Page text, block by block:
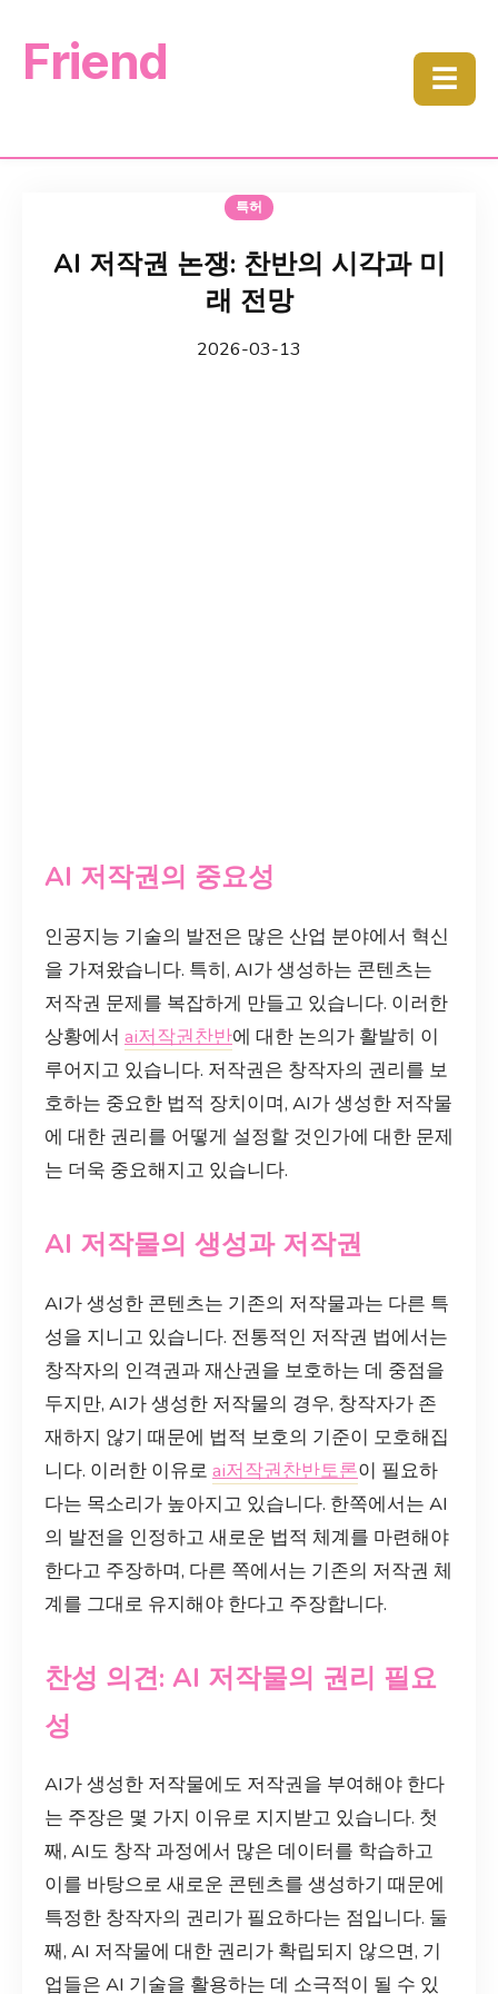
Friend ☰
특허
AI 저작권 논쟁: 찬반의 시각과 미
래 전망
2026-03-13
AI 저작권의 중요성
인공지능 기술의 발전은 많은 산업 분야에서 혁신
을 가져왔습니다. 특히, AI가 생성하는 콘텐츠는
저작권 문제를 복잡하게 만들고 있습니다. 이러한
상황에서 ai저작권찬반에 대한 논의가 활발히 이
루어지고 있습니다. 저작권은 창작자의 권리를 보
호하는 중요한 법적 장치이며, AI가 생성한 저작물
에 대한 권리를 어떻게 설정할 것인가에 대한 문제
는 더욱 중요해지고 있습니다.
AI 저작물의 생성과 저작권
AI가 생성한 콘텐츠는 기존의 저작물과는 다른 특
성을 지니고 있습니다. 전통적인 저작권 법에서는
창작자의 인격권과 재산권을 보호하는 데 중점을
두지만, AI가 생성한 저작물의 경우, 창작자가 존
재하지 않기 때문에 법적 보호의 기준이 모호해집
니다. 이러한 이유로 ai저작권찬반토론이 필요하
다는 목소리가 높아지고 있습니다. 한쪽에서는 AI
의 발전을 인정하고 새로운 법적 체계를 마련해야
한다고 주장하며, 다른 쪽에서는 기존의 저작권 체
계를 그대로 유지해야 한다고 주장합니다.
찬성 의견: AI 저작물의 권리 필요
성
AI가 생성한 저작물에도 저작권을 부여해야 한다
는 주장은 몇 가지 이유로 지지받고 있습니다. 첫
째, AI도 창작 과정에서 많은 데이터를 학습하고
이를 바탕으로 새로운 콘텐츠를 생성하기 때문에
특정한 창작자의 권리가 필요하다는 점입니다. 둘
째, AI 저작물에 대한 권리가 확립되지 않으면, 기
업들은 AI 기술을 활용하는 데 소극적이 될 수 있